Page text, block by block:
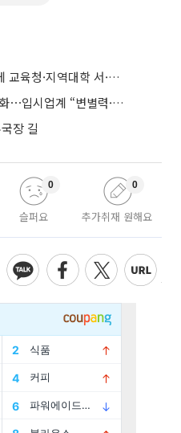
대학 서·논술형 입시 연계 '착수'
수능 절대평가·서논술형 공론화⋯입시업계 “변별력·사교육 대책 먼저”
장 길
슬퍼요
0
추가취재 원해요
0